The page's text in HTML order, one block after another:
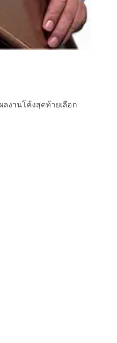
ลงานโค้งสุดท้ายเลือก